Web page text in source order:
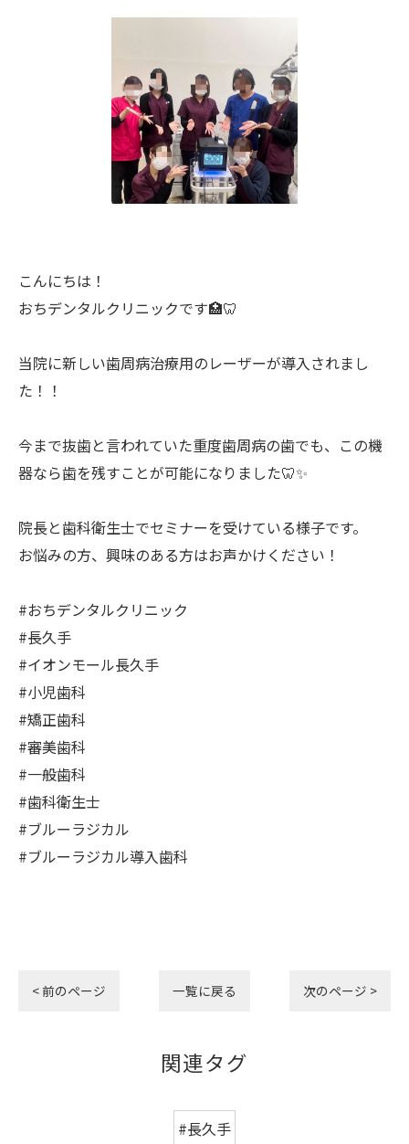
こんにちは！
おちデンタルクリニックです🏥🦷
当院に新しい歯周病治療用のレーザーが導入されまし
た！！
今まで抜歯と言われていた重度歯周病の歯でも、この機
器なら歯を残すことが可能になりました🦷✨
院長と歯科衛生士でセミナーを受けている様子です。
お悩みの方、興味のある方はお声かけください！
#おちデンタルクリニック
#長久手
#イオンモール長久手
#小児歯科
#矯正歯科
#審美歯科
#一般歯科
#歯科衛生士
#ブルーラジカル
#ブルーラジカル導入歯科
< 前のページ 一覧に戻る 次のページ >
関連タグ
#長久手